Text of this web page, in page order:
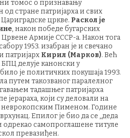
томос о признавању
од стране патријарха и свих
цркве. Раскол је
, након победе бугарских
Армије СССР-а. Након тога
1953. изабран је и свечано
патријарх Кирил (Марков). Већ
делује канонски у
је политичких покушаја 1993.
путем такозваног паралелног
тадашњег патријарха
јерараха, који су деловали на
Пименом. Године
Епилог је био да се „деда
одрекао самопроглашене титуле
превазиђен.